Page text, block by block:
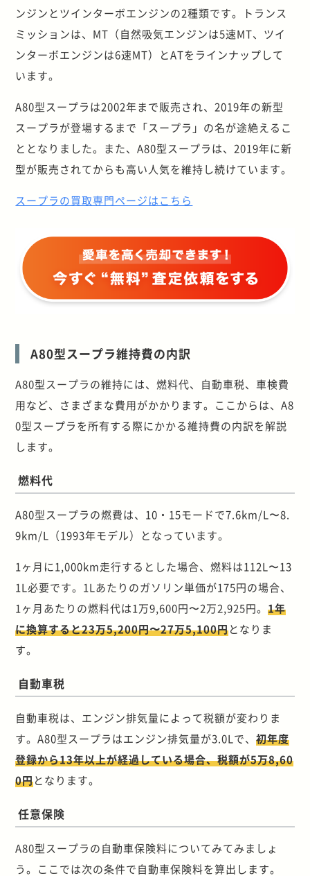
ンジンとツインターボエンジンの2種類です。トランス
ミッションは、MT（自然吸気エンジンは5速MT、ツイ
ンターボエンジンは6速MT）とATをラインナップして
います。
A80型スープラは2002年まで販売され、2019年の新型
スープラが登場するまで「スープラ」の名が途絶えるこ
ととなりました。また、A80型スープラは、2019年に新
型が販売されてからも高い人気を維持し続けています。
スープラの買取専門ページはこちら
A80型スープラ維持費の内訳
A80型スープラの維持には、燃料代、自動車税、車検費
用など、さまざまな費用がかかります。ここからは、A8
0型スープラを所有する際にかかる維持費の内訳を解説
します。
燃料代
A80型スープラの燃費は、10・15モードで7.6km/L〜8.
9km/L（1993年モデル）となっています。
1ヶ月に1,000km走行するとした場合、燃料は112L〜13
1L必要です。1Lあたりのガソリン単価が175円の場合、
1ヶ月あたりの燃料代は1万9,600円〜2万2,925円。1年
に換算すると23万5,200円〜27万5,100円となりま
す。
自動車税
自動車税は、エンジン排気量によって税額が変わりま
す。A80型スープラはエンジン排気量が3.0Lで、初年度
登録から13年以上が経過している場合、税額が5万8,60
0円となります。
任意保険
A80型スープラの自動車保険料についてみてみましょ
う。ここでは次の条件で自動車保険料を算出します。